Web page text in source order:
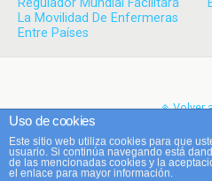
Regulador Mundial Facilitará
La Movilidad De Enfermeras
Entre Países
Volver
Móvil
Uso de cookies
Este sitio web utiliza cookies para que
usuario. Si continúa navegando está
de las mencionadas cookies y la
el enlace para mayor información.